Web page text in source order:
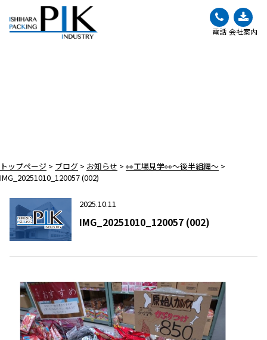
電話 会社案内
トップページ > ブログ > お知らせ > 👀工場見学👀～後半組編～ >
IMG_20251010_120057 (002)
2025.10.11
IMG_20251010_120057 (002)